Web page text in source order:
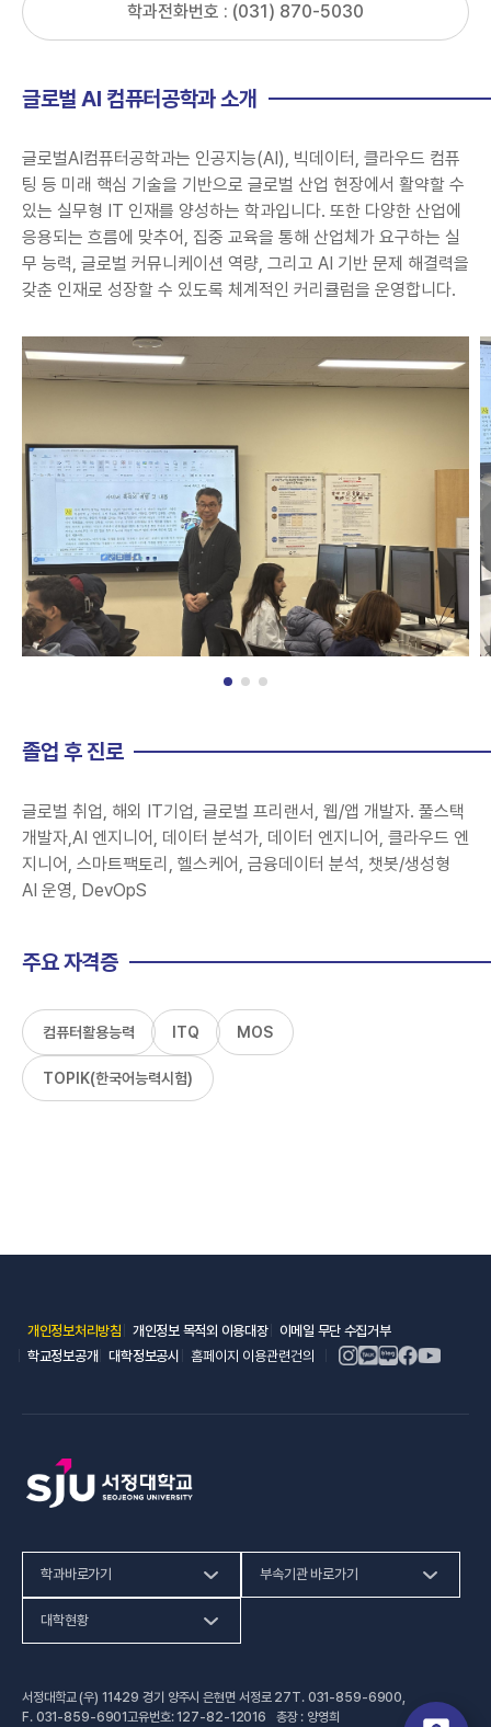
학과전화번호 : (031) 870-5030
글로벌 AI 컴퓨터공학과 소개
글로벌AI컴퓨터공학과는 인공지능(AI), 빅데이터, 클라우드 컴퓨
팅 등 미래 핵심 기술을 기반으로 글로벌 산업 현장에서 활약할 수
있는 실무형 IT 인재를 양성하는 학과입니다. 또한 다양한 산업에
응용되는 흐름에 맞추어, 집중 교육을 통해 산업체가 요구하는 실
무 능력, 글로벌 커뮤니케이션 역량, 그리고 AI 기반 문제 해결력을
갖춘 인재로 성장할 수 있도록 체계적인 커리큘럼을 운영합니다.
졸업 후 진로
글로벌 취업, 해외 IT기업, 글로벌 프리랜서, 웹/앱 개발자. 풀스택
개발자,AI 엔지니어, 데이터 분석가, 데이터 엔지니어, 클라우드 엔
지니어, 스마트팩토리, 헬스케어, 금융데이터 분석, 챗봇/생성형
AI 운영, DevOpS
주요 자격증
컴퓨터활용능력 ITQ MOS
TOPIK(한국어능력시험)
개인정보처리방침(새 창 열림)
개인정보 목적외 이용대장(새 창 열림)
이메일 무단 수집거부(새 창 열림)
학교정보공개(새 창 열림)
대학정보공시(새 창 열림)
홈페이지 이용관련건의
학과바로가기
인문사회계열
공학계열
부속기관 바로가기
건강증진센터(새 창 열림)
대학현황
대학정보공시(새 창 열림)
서정대학교 (우) 11429 경기 양주시 은현면 서정로 27T. 031-859-6900,
F. 031-859-6901고유번호: 127-82-12016 총장 : 양영희